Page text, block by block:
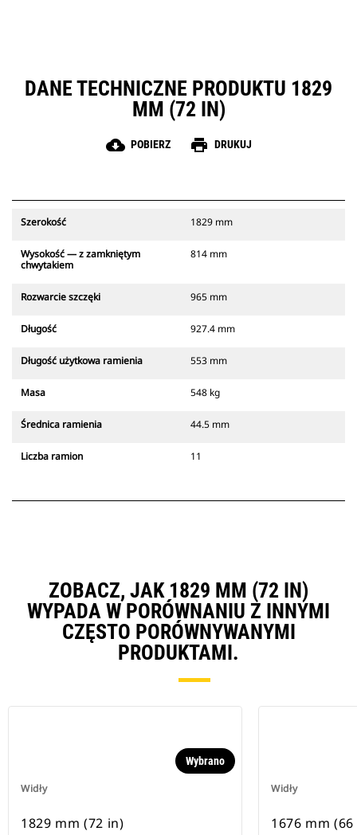
DANE TECHNICZNE PRODUKTU 1829
MM (72 IN)
cloud_download POBIERZ print DRUKUJ
Szerokość 1829 mm
Wysokość — z zamkniętym
chwytakiem
814 mm
Rozwarcie szczęki 965 mm
Długość 927.4 mm
Długość użytkowa ramienia 553 mm
Masa 548 kg
Średnica ramienia 44.5 mm
Liczba ramion 11
ZOBACZ, JAK 1829 MM (72 IN)
WYPADA W PORÓWNANIU Z INNYMI
CZĘSTO PORÓWNYWANYMI
PRODUKTAMI.
Widły
Wybrano
1829 mm (72 in)
Widły
1676 mm